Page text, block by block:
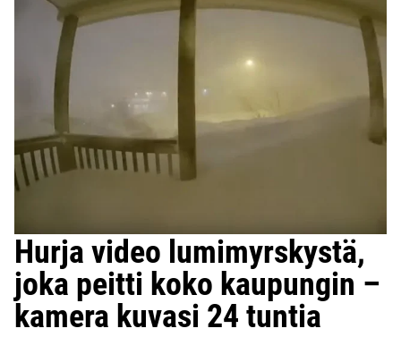
Hurja video lumimyrskystä,
joka peitti koko kaupungin –
kamera kuvasi 24 tuntia